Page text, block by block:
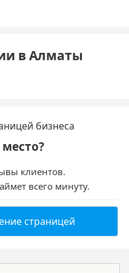
в Алматы
клиентов.
всего минуту.
страницей